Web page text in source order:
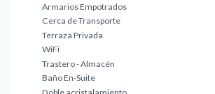
Armarios Empotrados
Cerca de Transporte
Terraza Privada
WiFi
Trastero - Almacén
Baño En-Suite